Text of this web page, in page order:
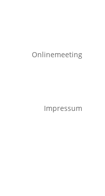
Onlinemeeting
Impressum